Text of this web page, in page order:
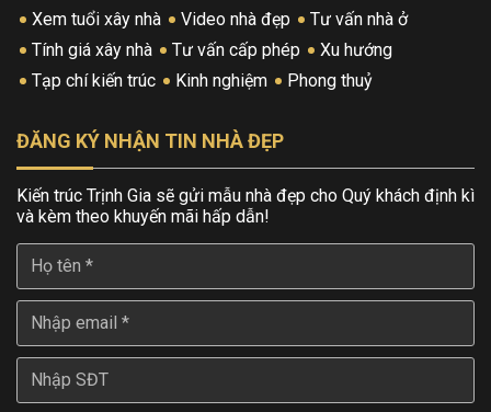
Xem tuổi xây nhà
Video nhà đẹp
Tư vấn nhà ở
Tính giá xây nhà
Tư vấn cấp phép
Xu hướng
Tạp chí kiến trúc
Kinh nghiệm Phong thuỷ
ĐĂNG KÝ NHẬN TIN NHÀ ĐẸP
Kiến trúc Trịnh Gia sẽ gửi mẫu nhà đẹp cho Quý khách định kì
và kèm theo khuyến mãi hấp dẫn!